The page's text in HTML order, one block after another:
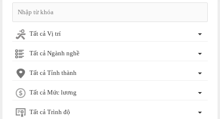
Tất cả Vị trí
Tất cả Ngành nghề
Tất cả Tỉnh thành
Tất cả Mức lương
Tất cả Trình độ